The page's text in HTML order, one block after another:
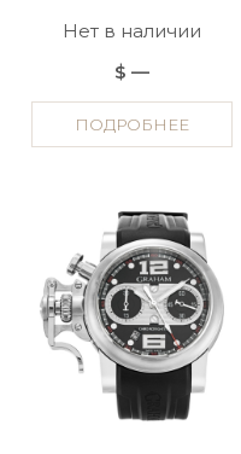
Нет в наличии
$ —
ПОДРОБНЕЕ